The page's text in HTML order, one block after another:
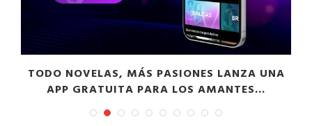
TODO NOVELAS, MÁS PASIONES LANZA UNA
APP GRATUITA PARA LOS AMANTES...